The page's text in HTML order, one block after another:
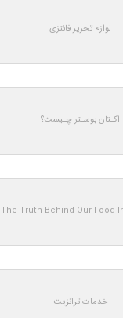
لوازم تحریر فانتزی
اکـتان بوسـتر چـیست؟
The Truth Behind Our Food
خدمات ترانزیت